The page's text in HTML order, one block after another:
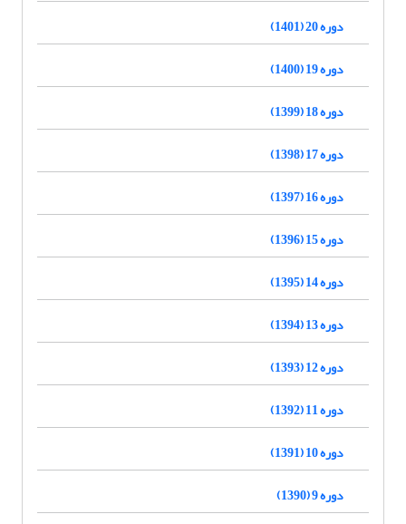
دوره 20 (1401)
دوره 19 (1400)
دوره 18 (1399)
دوره 17 (1398)
دوره 16 (1397)
دوره 15 (1396)
دوره 14 (1395)
دوره 13 (1394)
دوره 12 (1393)
دوره 11 (1392)
دوره 10 (1391)
دوره 9 (1390)